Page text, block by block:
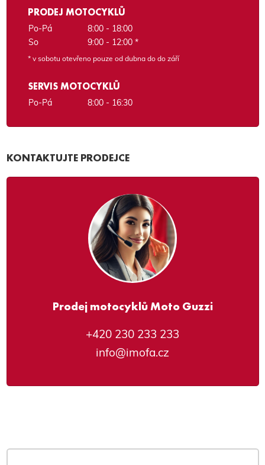
PRODEJ MOTOCYKLŮ
Po-Pá
8:00 - 18:00
So
9:00 - 12:00 *
* v sobotu otevřeno pouze od dubna do do září
SERVIS MOTOCYKLŮ
Po-Pá 8:00 - 16:30
KONTAKTUJTE PRODEJCE
Prodej motocyklů Moto Guzzi
+420 230 233 233
info@imofa.cz